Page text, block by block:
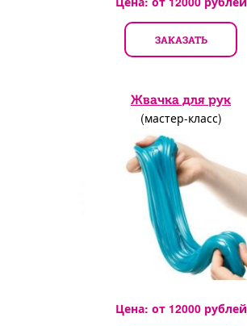
ЗАКАЗАТЬ
Жвачка для рук
(мастер-класс)
Цена: от 12000рублей